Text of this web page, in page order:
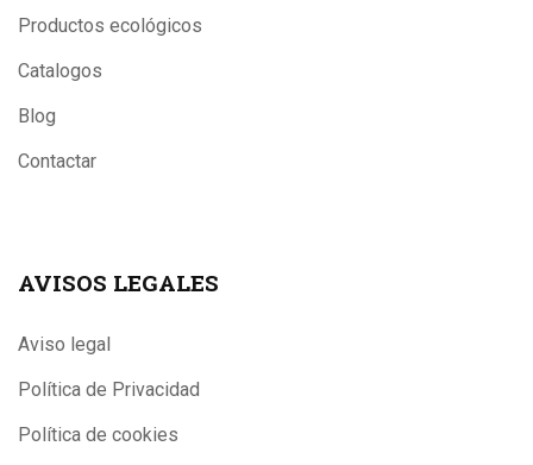
Productos ecológicos
Catalogos
Blog
Contactar
AVISOS LEGALES
Aviso legal
Política de Privacidad
Política de cookies